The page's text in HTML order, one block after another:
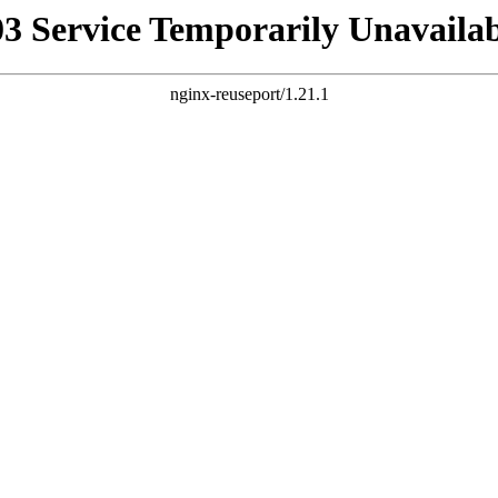
Service Temporarily
nginx-reuseport/1.21.1